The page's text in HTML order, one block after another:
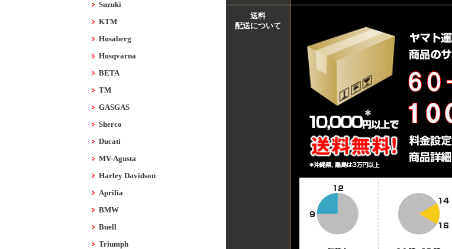
Suzuki
KTM
Husaberg
Husqvarna
BETA
TM
GASGAS
Sherco
Ducati
MV-Agusta
Harley Davidson
Aprilia
BMW
Buell
Triumph
送料
配送について